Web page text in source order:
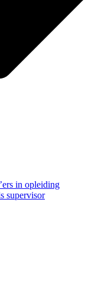
in opleiding
supervisor